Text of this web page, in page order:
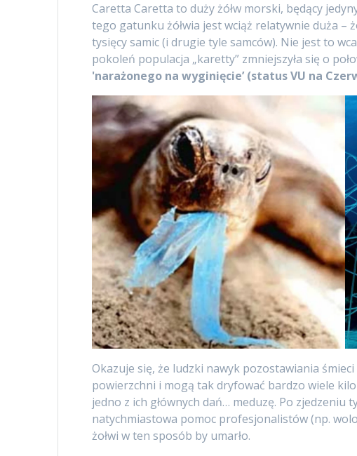
Caretta Caretta to duży żółw morski, będący
tego gatunku żółwia jest wciąż relatywnie duża –
tysięcy samic (i drugie tyle samców). Nie jest to
pokoleń populacja „karetty” zmniejszyła się o
'narażonego na wyginięcie’ (status VU na
Okazuje się, że ludzki nawyk pozostawiania
powierzchni i mogą tak dryfować bardzo wiele
jedno z ich głównych dań… meduzę. Po
natychmiastowa pomoc profesjonalistów (np.
żołwi w ten sposób by umarło.